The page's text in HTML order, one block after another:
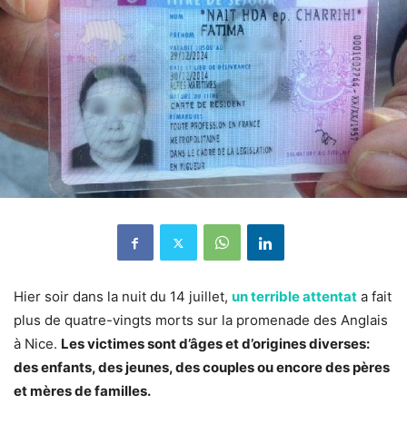
Hier soir dans la nuit du 14 juillet, un terrible attentat a fait
plus de quatre-vingts morts sur la promenade des Anglais
à Nice. Les victimes sont d’âges et d’origines diverses:
des enfants, des jeunes, des couples ou encore des pères
et mères de familles.